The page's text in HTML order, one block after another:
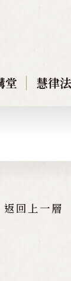
堂 慧律
返回上一層